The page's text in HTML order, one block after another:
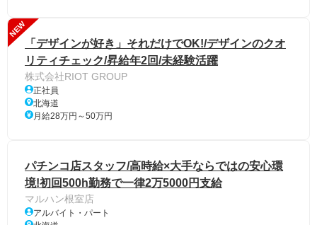
NEW
「デザインが好き」それだけでOK!/デザインのクオ
リティチェック/昇給年2回/未経験活躍
株式会社RIOT GROUP
正社員
北海道
月給28万円～50万円
パチンコ店スタッフ/高時給×大手ならではの安心環
境!初回500h勤務で一律2万5000円支給
マルハン根室店
アルバイト・パート